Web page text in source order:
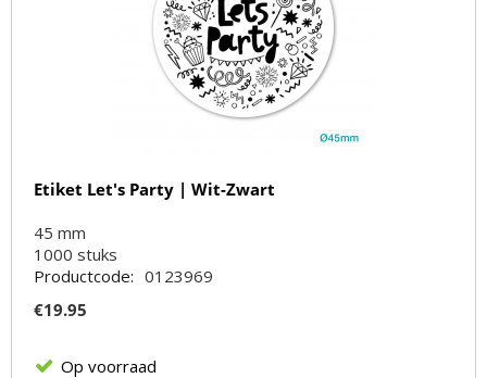
Etiket Let's Party | Wit-Zwart
45 mm
1000 stuks
Productcode: 0123969
€19.95
Op voorraad